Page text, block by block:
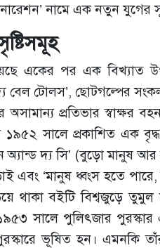
নামে এক নতুন যুগের
একের পর এক বিখ্যাত
বেল টোলস’, ছোটগল্পের
প্রতিভার স্বাক্ষর
১৯৫২ সালে প্রকাশিত এক
অ্যান্ড দ্য সি’ (বুড়ো মানুষ
এবং ‘মানুষ ধ্বংস হতে
থাকা বইটি বিশ্বজুড়ে তুমুল
১৯৫৩ সালে পুলিৎজার
ভূষিত হন। এমনকি